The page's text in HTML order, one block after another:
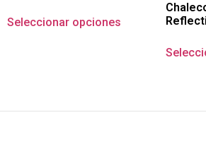
Seleccionar opciones